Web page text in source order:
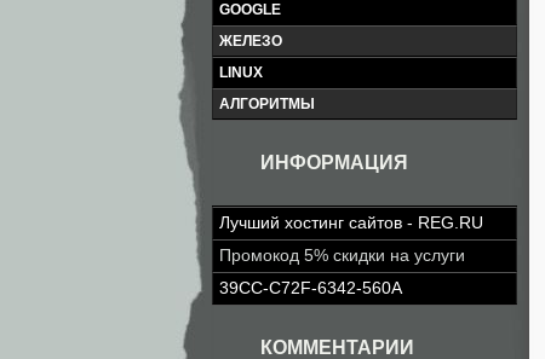
GOOGLE
ЖЕЛЕЗО
LINUX
АЛГОРИТМЫ
ИНФОРМАЦИЯ
Лучший хостинг сайтов - REG.RU
Промокод 5% скидки на услуги
39CC-C72F-6342-560A
КОММЕНТАРИИ